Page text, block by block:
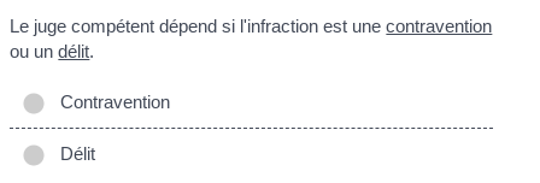
Le juge compétent dépend si l'infraction est unecontravention
ou undélit.
Contravention
Délit